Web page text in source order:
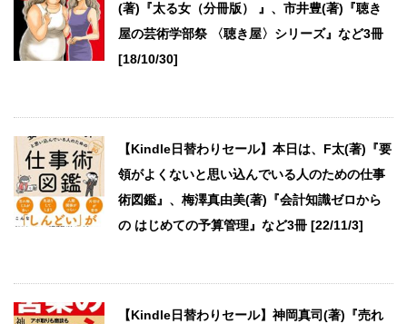
(著)『太る女（分冊版） 』、市井豊(著)『聴き
屋の芸術学部祭 〈聴き屋〉シリーズ』など3冊
[18/10/30]
【Kindle日替わりセール】本日は、F太(著)『要
領がよくないと思い込んでいる人のための仕事
術図鑑』、梅澤真由美(著)『会計知識ゼロから
の はじめての予算管理』など3冊 [22/11/3]
【Kindle日替わりセール】神岡真司(著)『売れ